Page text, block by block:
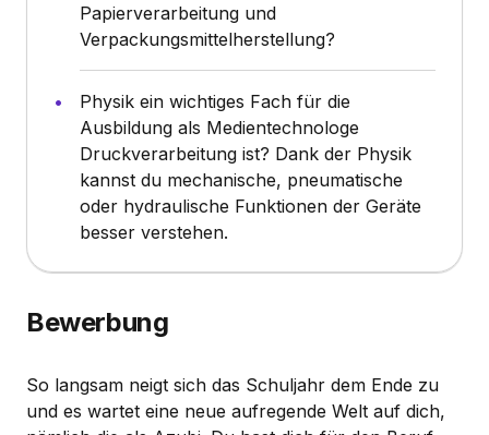
Papierverarbeitung und
Verpackungsmittelherstellung?
Physik ein wichtiges Fach für die
Ausbildung als Medientechnologe
Druckverarbeitung ist? Dank der Physik
kannst du mechanische, pneumatische
oder hydraulische Funktionen der Geräte
besser verstehen.
Bewerbung
So langsam neigt sich das Schuljahr dem Ende zu
und es wartet eine neue aufregende Welt auf dich,